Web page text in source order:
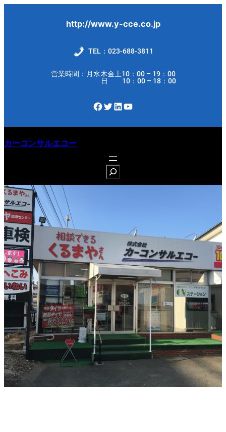
http://www.y-cce.co.jp
TEL：023-688-3811
営業時間：月水木金土10：00 – 19：00
日 10：00 – 18：00
Facebook Twitter LinkedIn YouTube
カーコンサルエコー
e
a
r
c
h